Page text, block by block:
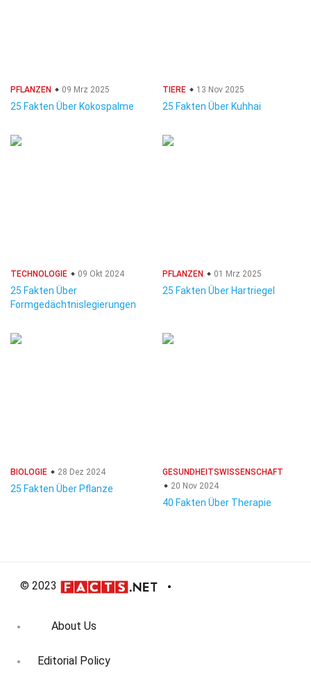
PFLANZEN 09 Mrz 2025
25 Fakten Über Kokospalme
TIERE 13 Nov 2025
25 Fakten Über Kuhhai
TECHNOLOGIE 09 Okt 2024
25 Fakten Über
Formgedächtnislegierungen
PFLANZEN 01 Mrz 2025
25 Fakten Über Hartriegel
BIOLOGIE 28 Dez 2024
25 Fakten Über Pflanze
GESUNDHEITSWISSENSCHAFT
20 Nov 2024
40 Fakten Über Therapie
© 2023
About Us
Editorial Policy